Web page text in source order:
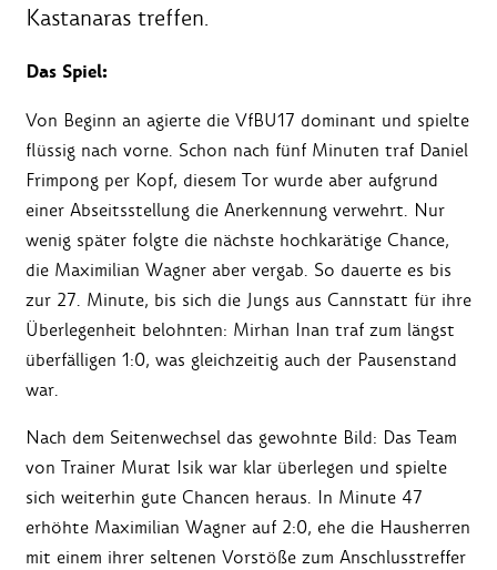
Kastanaras treffen.
Das Spiel:
Von Beginn an agierte die VfBU17 dominant und spielte
flüssig nach vorne. Schon nach fünf Minuten traf Daniel
Frimpong per Kopf, diesem Tor wurde aber aufgrund
einer Abseitsstellung die Anerkennung verwehrt. Nur
wenig später folgte die nächste hochkarätige Chance,
die Maximilian Wagner aber vergab. So dauerte es bis
zur 27. Minute, bis sich die Jungs aus Cannstatt für ihre
Überlegenheit belohnten: Mirhan Inan traf zum längst
überfälligen 1:0, was gleichzeitig auch der Pausenstand
war.
Nach dem Seitenwechsel das gewohnte Bild: Das Team
von Trainer Murat Isik war klar überlegen und spielte
sich weiterhin gute Chancen heraus. In Minute 47
erhöhte Maximilian Wagner auf 2:0, ehe die Hausherren
mit einem ihrer seltenen Vorstöße zum Anschlusstreffer